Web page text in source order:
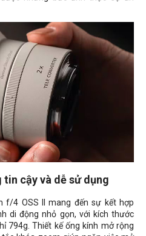
tin cậy và dễ sử dụng
f/4 OSS II mang đến sự kết hợp
di động nhỏ gọn, với kích thước
794g. Thiết kế ống kính mở rộng